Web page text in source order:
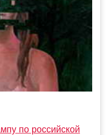
по российской